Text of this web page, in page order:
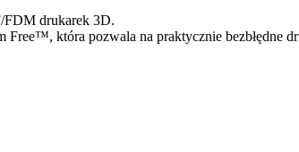
drukarek 3D.
Free™, która pozwala na praktycznie bezbłędne